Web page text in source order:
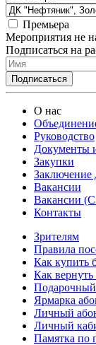
Премьера
Мероприятия не
Подписаться на
О нас
Руководство
Документы
Закупки
Заключение
Вакансии
Вакансии
Контакты
Зрителям
Правила
Как купить
Как вернуть
Подарочный
Ярмарка
Личный
Личный
Памятка по